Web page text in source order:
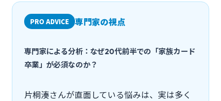
PRO ADVICE 専門家の視点
専門家による分析：なぜ20代前半での「家族カード
卒業」が必須なのか？
片桐湊さんが直面している悩みは、実は多く